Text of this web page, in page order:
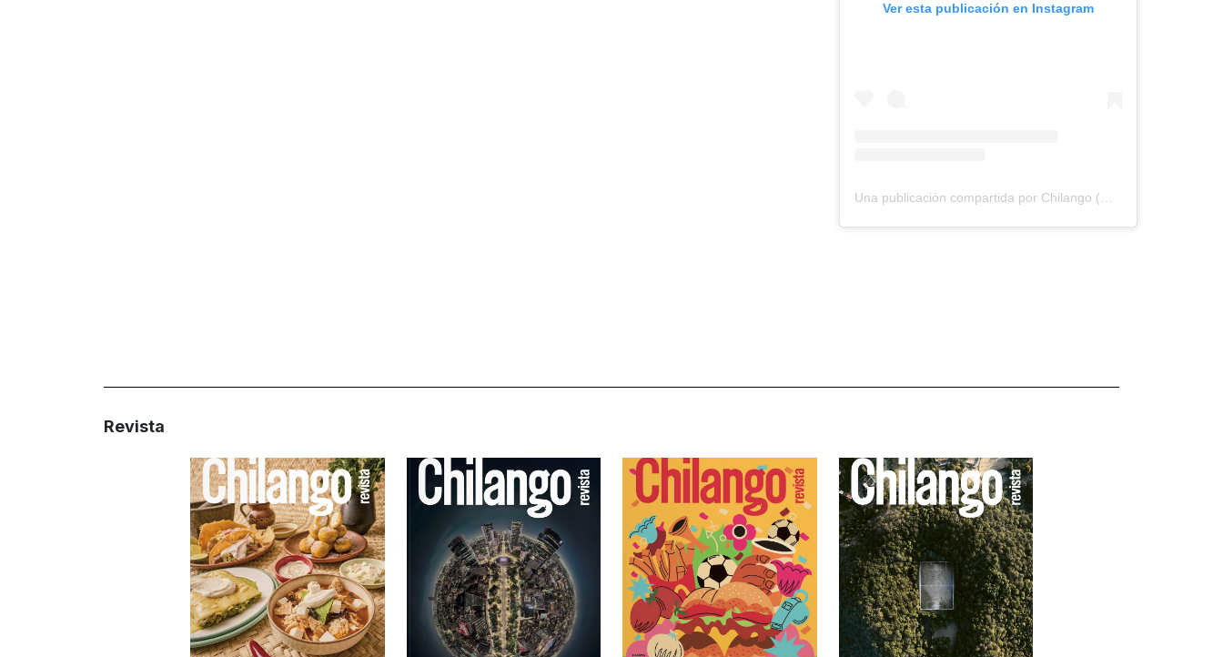
Ver esta publicación en Instagram
Una publicación compartida por Chilango (@chilangocom)
Revista